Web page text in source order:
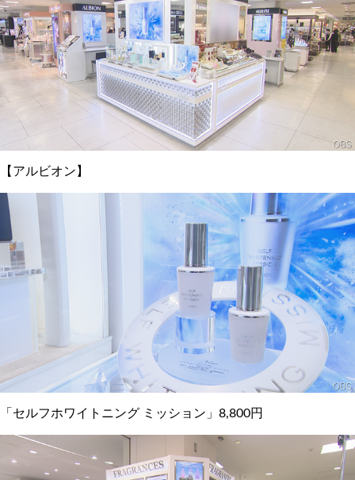
【アルビオン】
「セルフホワイトニング ミッション」8,800円